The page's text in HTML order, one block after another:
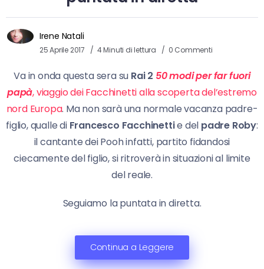
Irene Natali
25 Aprile 2017 4 Minuti di lettura 0 Commenti
Va in onda questa sera su Rai 2 50 modi per far fuori
papà, viaggio dei Facchinetti alla scoperta del’estremo
nord Europa. Ma non sarà una normale vacanza padre-
figlio, qualle di Francesco Facchinettie del padre Roby:
il cantante dei Pooh infatti, partito fidandosi
ciecamente del figlio, si ritroverà in situazioni al limite
del reale.
Seguiamo la puntata in diretta.
Continua a Leggere